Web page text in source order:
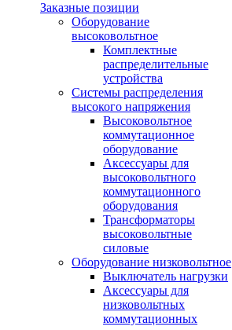
Заказные позиции
Оборудование
высоковольтное
Комплектные
распределительные
устройства
Системы распределения
высокого напряжения
Высоковольтное
коммутационное
оборудование
Аксессуары для
высоковольтного
коммутационного
оборудования
Трансформаторы
высоковольтные
силовые
Оборудование низковольтное
Выключатель нагрузки
Аксессуары для
низковольтных
коммутационных